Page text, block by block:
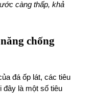
càng thấp, khả
chống
đá ốp lát, các tiêu
là một số tiêu